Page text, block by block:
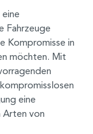
Fahrzeuge
Kompromisse in
möchten. Mit
eine
Arten von